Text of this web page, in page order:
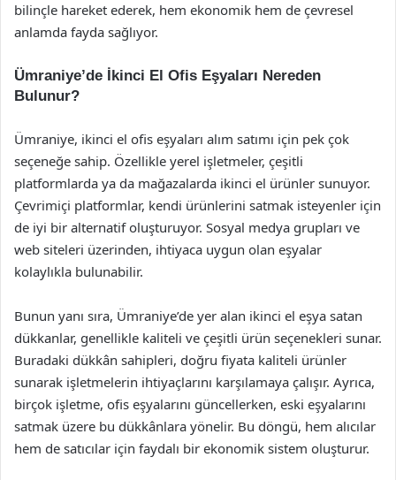
bilinçle hareket ederek, hem ekonomik hem de çevresel
anlamda fayda sağlıyor.
Ümraniye’de İkinci El Ofis Eşyaları Nereden
Bulunur?
Ümraniye, ikinci el ofis eşyaları alım satımı için pek çok
seçeneğe sahip. Özellikle yerel işletmeler, çeşitli
platformlarda ya da mağazalarda ikinci el ürünler sunuyor.
Çevrimiçi platformlar, kendi ürünlerini satmak isteyenler için
de iyi bir alternatif oluşturuyor. Sosyal medya grupları ve
web siteleri üzerinden, ihtiyaca uygun olan eşyalar
kolaylıkla bulunabilir.
Bunun yanı sıra, Ümraniye’de yer alan ikinci el eşya satan
dükkanlar, genellikle kaliteli ve çeşitli ürün seçenekleri sunar.
Buradaki dükkân sahipleri, doğru fiyata kaliteli ürünler
sunarak işletmelerin ihtiyaçlarını karşılamaya çalışır. Ayrıca,
birçok işletme, ofis eşyalarını güncellerken, eski eşyalarını
satmak üzere bu dükkânlara yönelir. Bu döngü, hem alıcılar
hem de satıcılar için faydalı bir ekonomik sistem oluşturur.